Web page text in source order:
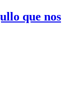
que nos